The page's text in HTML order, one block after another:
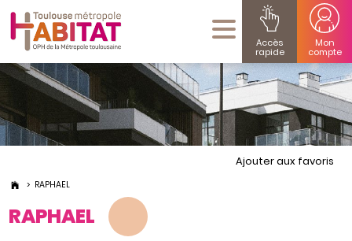
Accès
rapide
Mon
compte
RAPHAEL
Ajouter aux favoris
RAPHAEL